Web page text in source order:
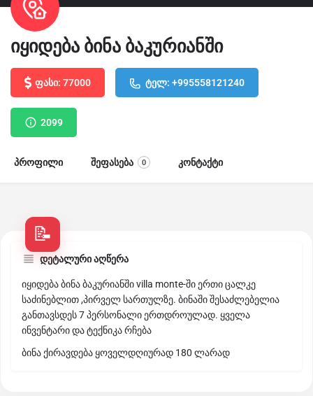
იყიდება ბინა ბაკურიანში
ფასი: 77000 ტელ: +995558121240
2099
პროფილი შეფასება 0 კონტაქტი
დეტალური აღწერა
იყიდება ბინა ბაკურიანში villa monte-ში ერთი ცალკე
საძინებლით ,პირველ სართულზე. ბინაში შესაძლებელია
განთავსდეს 7 პერსონალი ერთდროულად. ყველა
ინვენტარი და ტექნიკა რჩება
ბინა ქირავდება ყოველდღიურად 180 ლარად